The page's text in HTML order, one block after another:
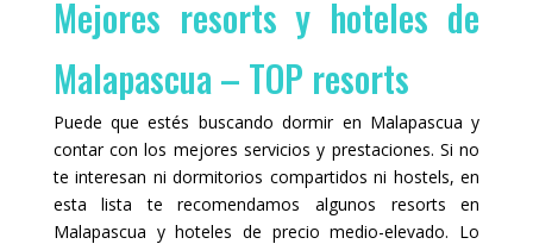
Mejores resorts y hoteles de
Malapascua – TOP resorts
Puede que estés buscando dormir en Malapascua y
contar con los mejores servicios y prestaciones. Si no
te interesan ni dormitorios compartidos ni hostels, en
esta lista te recomendamos algunos resorts en
Malapascua y hoteles de precio medio-elevado. Lo